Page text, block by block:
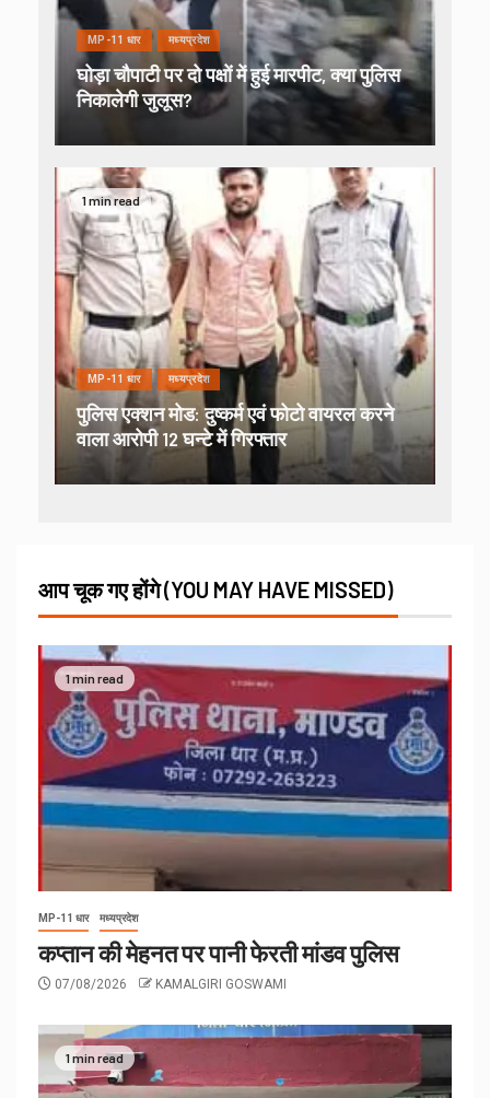
MP-11 धार मध्यप्रदेश
घोड़ा चौपाटी पर दो पक्षों में हुई मारपीट, क्या पुलिस
निकालेगी जुलूस?
1 min read
MP-11 धार मध्यप्रदेश
पुलिस एक्शन मोड: दुष्कर्म एवं फोटो वायरल करने
वाला आरोपी 12 घन्टे में गिरफ्तार
आप चूक गए होंगे (YOU MAY HAVE MISSED)
1 min read
MP-11 धार मध्यप्रदेश
कप्तान की मेहनत पर पानी फेरती मांडव पुलिस
07/08/2026 KAMALGIRI GOSWAMI
1 min read